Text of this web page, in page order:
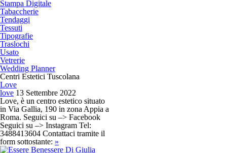
Stampa Digitale
Tabaccherie
Tendaggi
Tessuti
Tipografie
Traslochi
Usato
Vetrerie
Wedding Planner
Centri Estetici Tuscolana
Love
love 13 Settembre 2022
Love, è un centro estetico situato
in Via Gallia, 190 in zona Appia a
Roma. Seguici su –> Facebook
Seguici su –> Instagram Tel:
3488413604 Contattaci tramite il
form sottostante: »